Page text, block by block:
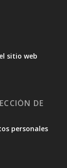
sitio web
DE
personales